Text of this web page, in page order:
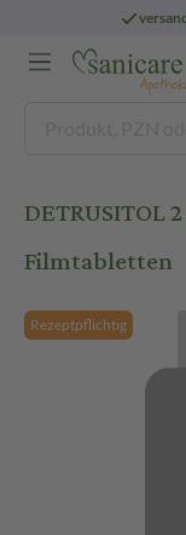
DETRUSITOL
Filmtabletten
Rezeptpflichtig